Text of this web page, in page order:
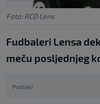
Foto: RCD Lens
Fudbaleri Lensa
meču posljednjeg
Podijeli